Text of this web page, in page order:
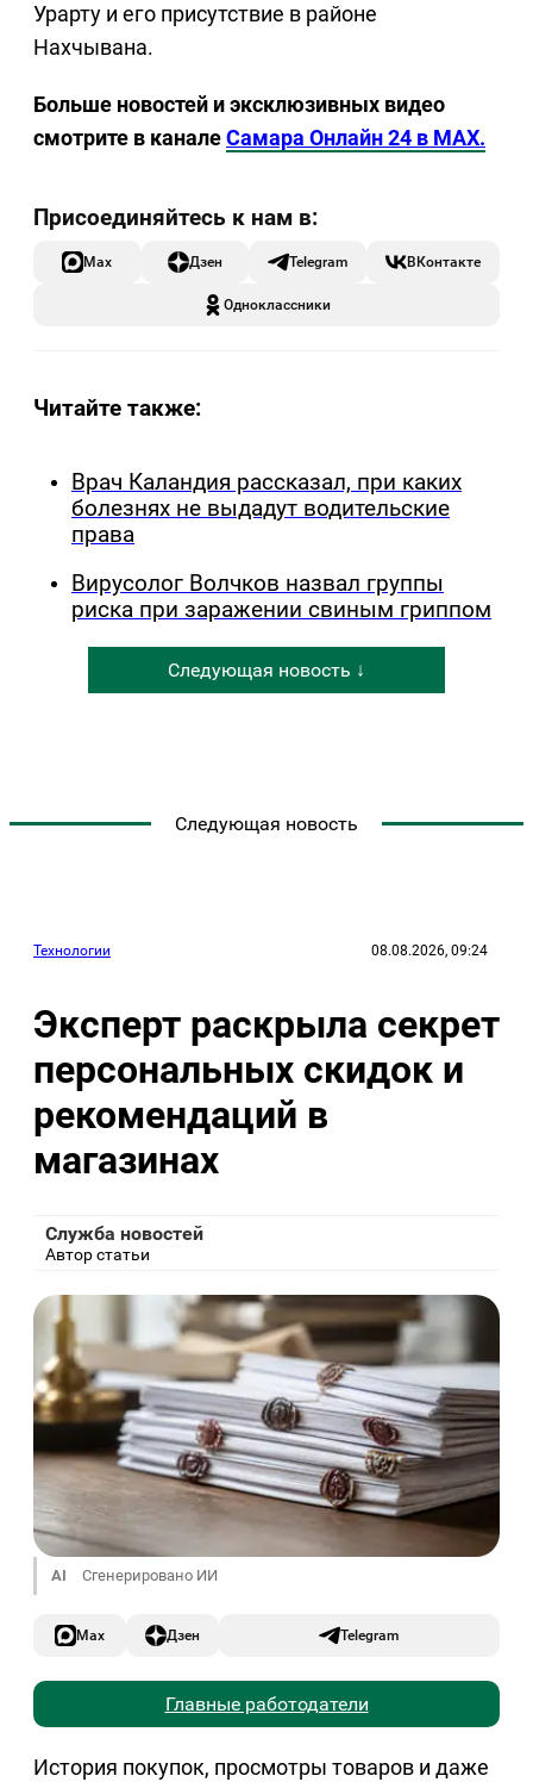
Урарту и его присутствие в районе
Нахчывана.
Больше новостей и эксклюзивных видео
смотрите в каналеСамара Онлайн 24 в MAX.
Max Дзен Telegram ВКонтакте
Одноклассники
Читайте также:
Врач Каландия рассказал, при каких
болезнях не выдадут водительские
права
Вирусолог Волчков назвал группы
риска при заражении свиным гриппом
Следующая новость ↓
Следующая новость
Технологии 08.08.2026, 09:24
Эксперт раскрыла секрет
персональных скидок и
рекомендаций в
магазинах
Служба новостей
Автор статьи
AI Сгенерировано ИИ
Max Дзен Telegram
Главные работодатели
История покупок, просмотры товаров и даже